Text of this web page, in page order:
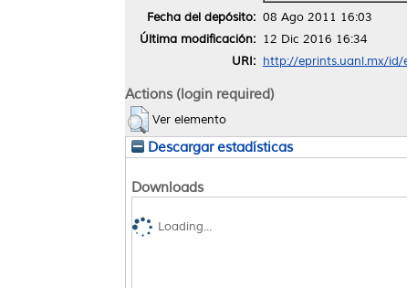
Fecha del depósito: 08 Ago 2011 16:03
Última modificación: 12 Dic 2016 16:34
URI: http://eprints.uanl.mx/id/
Actions (login required)
Ver elemento
Descargar estadísticas
Downloads
Loading...